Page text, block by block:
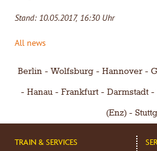
Stand: 10.05.2017, 16:30 Uhr
All news
Berlin Wolfsburg Hannover
Hanau
Frankfurt Darmstadt
(Enz)
TRAIN & SERVICES